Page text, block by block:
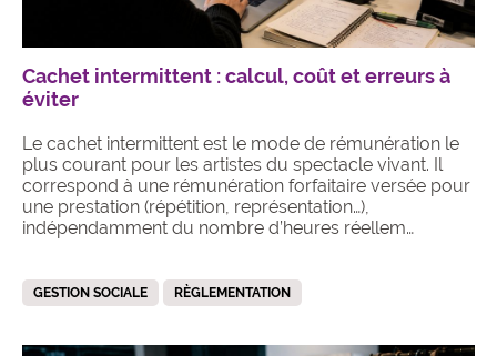
Cachet intermittent : calcul, coût et erreurs à
éviter
Le cachet intermittent est le mode de rémunération le
plus courant pour les artistes du spectacle vivant. Il
correspond à une rémunération forfaitaire versée pour
une prestation (répétition, représentation…),
indépendamment du nombre d’heures réellem…
GESTION SOCIALE RÈGLEMENTATION